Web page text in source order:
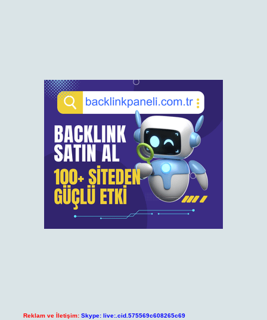
Reklam ve İletişim: Skype: live:.cid.575569c608265c69